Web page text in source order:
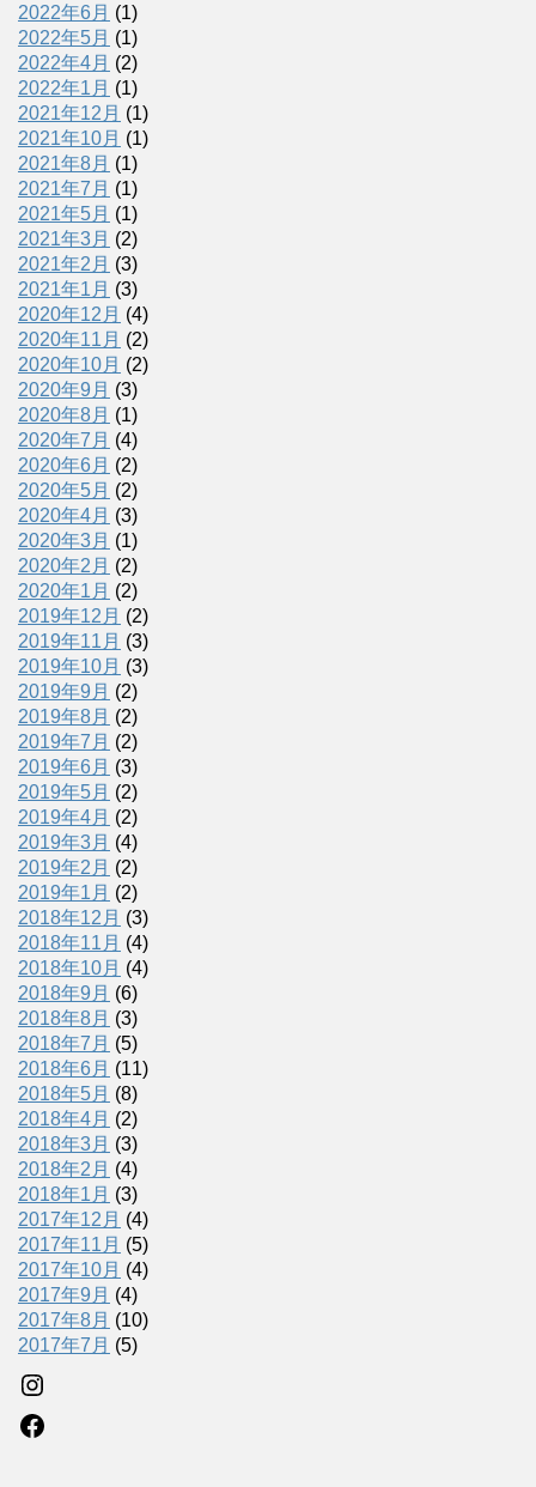
2022年6月 (1)
2022年5月 (1)
2022年4月 (2)
2022年1月 (1)
2021年12月 (1)
2021年10月 (1)
2021年8月 (1)
2021年7月 (1)
2021年5月 (1)
2021年3月 (2)
2021年2月 (3)
2021年1月 (3)
2020年12月 (4)
2020年11月 (2)
2020年10月 (2)
2020年9月 (3)
2020年8月 (1)
2020年7月 (4)
2020年6月 (2)
2020年5月 (2)
2020年4月 (3)
2020年3月 (1)
2020年2月 (2)
2020年1月 (2)
2019年12月 (2)
2019年11月 (3)
2019年10月 (3)
2019年9月 (2)
2019年8月 (2)
2019年7月 (2)
2019年6月 (3)
2019年5月 (2)
2019年4月 (2)
2019年3月 (4)
2019年2月 (2)
2019年1月 (2)
2018年12月 (3)
2018年11月 (4)
2018年10月 (4)
2018年9月 (6)
2018年8月 (3)
2018年7月 (5)
2018年6月 (11)
2018年5月 (8)
2018年4月 (2)
2018年3月 (3)
2018年2月 (4)
2018年1月 (3)
2017年12月 (4)
2017年11月 (5)
2017年10月 (4)
2017年9月 (4)
2017年8月 (10)
2017年7月 (5)
Instagram
Facebook